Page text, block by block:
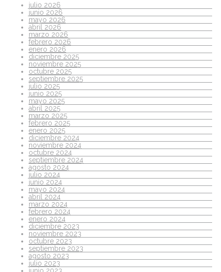
julio 2026
junio 2026
mayo 2026
abril 2026
marzo 2026
febrero 2026
enero 2026
diciembre 2025
noviembre 2025
octubre 2025
septiembre 2025
julio 2025
junio 2025
mayo 2025
abril 2025
marzo 2025
febrero 2025
enero 2025
diciembre 2024
noviembre 2024
octubre 2024
septiembre 2024
agosto 2024
julio 2024
junio 2024
mayo 2024
abril 2024
marzo 2024
febrero 2024
enero 2024
diciembre 2023
noviembre 2023
octubre 2023
septiembre 2023
agosto 2023
julio 2023
junio 2023